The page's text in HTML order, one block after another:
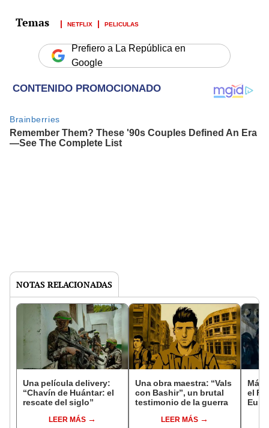
NETFLIX PELICULAS
Prefiero a La República en
Google
NOTAS RELACIONADAS
Una película delivery:
“Chavín de Huántar: el
rescate del siglo”
LEER MÁS
Una obra maestra: “Vals
con Bashir”, un brutal
testimonio de la guerra
LEER MÁS
Más
el